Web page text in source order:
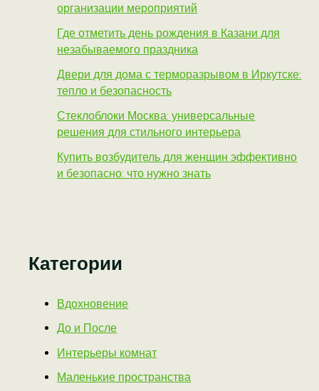
организации мероприятий
Где отметить день рождения в Казани для
незабываемого праздника
Двери для дома с терморазрывом в Иркутске:
тепло и безопасность
Стеклоблоки Москва: универсальные
решения для стильного интерьера
Купить возбудитель для женщин эффективно
и безопасно: что нужно знать
Категории
Вдохновение
До и После
Интерьеры комнат
Маленькие пространства